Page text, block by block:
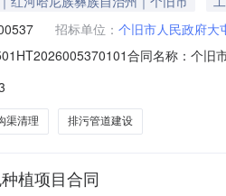
招标单位： 个旧市人民政府大
合同名称：个旧
告日期：2026-06-18代理机构：进口
渠清理 排污管道建设
植项目合同